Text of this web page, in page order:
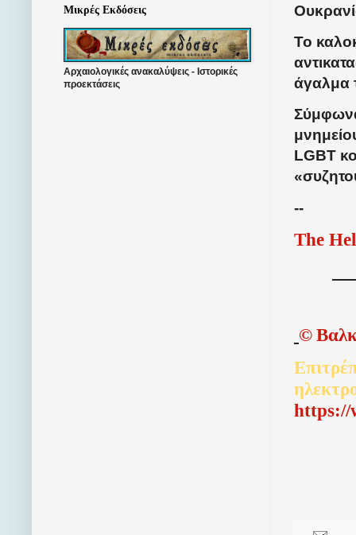
Το
άγαλμα
LGBT
--
The
©
https://
Μικρές Εκδόσεις
Αρχαιολογικές ανακαλύψεις - Ιστορικές
προεκτάσεις